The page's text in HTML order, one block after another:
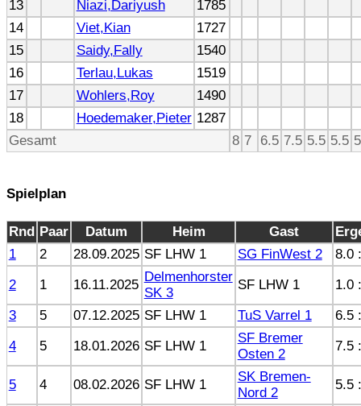
13 Niazi,Dariyush
1785
14
Viet,Kian
1727
15
Saidy,Fally
1540
16
Terlau,Lukas
1519
17
Wohlers,Roy
1490
18
Hoedemaker,Pieter 1287
Gesamt
8 7 6.5 7.5 5.5 5.5
Spielplan
Rnd Paar Datum Heim Gast
1
2 28.09.2025 SF LHW 1 SG FinWest 2
8.0
2
1 16.11.2025
Delmenhorster
SK 3
SF LHW 1
1.0
3
5 07.12.2025 SF LHW 1 TuS Varrel 1
6.5
4
5 18.01.2026 SF LHW 1
SF Bremer
Osten 2
7.5
5 4 08.02.2026 SF LHW 1
SK Bremen-
Nord 2
5.5